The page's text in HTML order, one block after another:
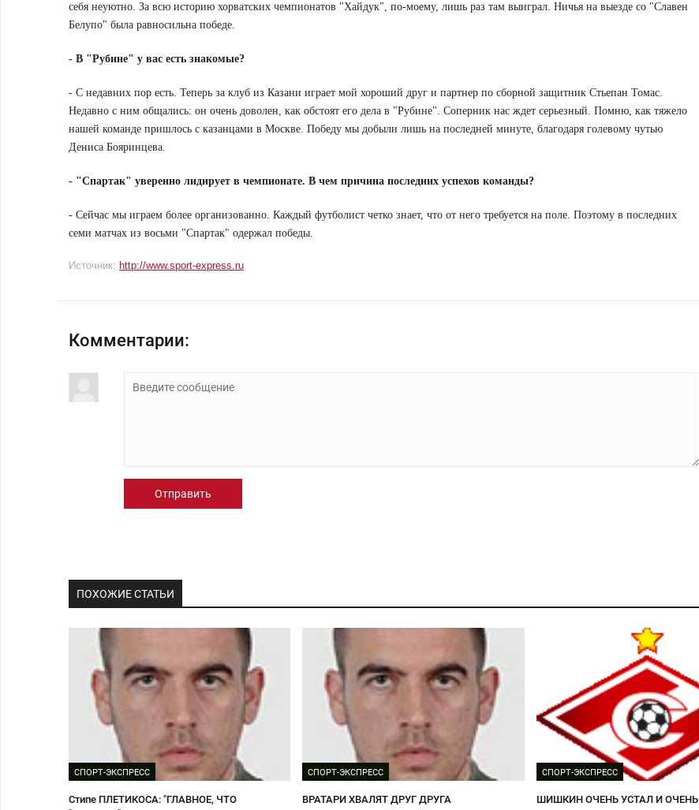
себя неуютно. За всю историю хорватских чемпионатов "Хайдук", по-моему, лишь раз там выиграл. Ничья на выезде со "Славен
Белупо" была равносильна победе.
- В "Рубине" у вас есть знакомые?
- С недавних пор есть. Теперь за клуб из Казани играет мой хороший друг и партнер по сборной защитник Стьепан Томас.
Недавно с ним общались: он очень доволен, как обстоят его дела в "Рубине". Соперник нас ждет серьезный. Помню, как тяжело
нашей команде пришлось с казанцами в Москве. Победу мы добыли лишь на последней минуте, благодаря голевому чутью
Дениса Бояринцева.
- "Спартак" уверенно лидирует в чемпионате. В чем причина последних успехов команды?
- Сейчас мы играем более организованно. Каждый футболист четко знает, что от него требуется на поле. Поэтому в последних
семи матчах из восьми "Спартак" одержал победы.
Источник: http://www.sport-express.ru
Комментарии:
Отправить
ПОХОЖИЕ СТАТЬИ
СПОРТ-ЭКСПРЕСС
Стипе ПЛЕТИКОСА: "ГЛАВНОЕ, ЧТО
СПОРТ-ЭКСПРЕСС
ВРАТАРИ ХВАЛЯТ ДРУГ ДРУГА
СПОРТ-ЭКСПРЕСС
ШИШКИН ОЧЕНЬ УСТАЛ И ОЧЕНЬ